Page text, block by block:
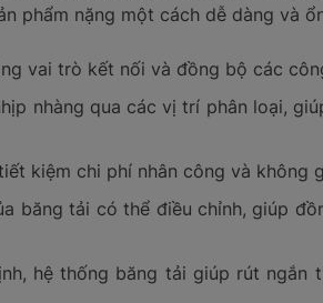
phẩm nặng một cách dễ dàng và
vai trò kết nối và đồng bộ các
nhàng qua các vị trí phân loại,
kiệm chi phí nhân công và không
băng tải có thể điều chỉnh, giúp
hệ thống băng tải giúp rút ngắn